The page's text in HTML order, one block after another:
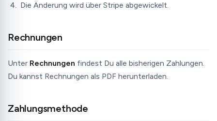
Die Änderung wird über Stripe abgewickelt.
Rechnungen
Unter Rechnungen findest Du alle bisherigen Zahlungen.
Du kannst Rechnungen als PDF herunterladen.
Zahlungsmethode